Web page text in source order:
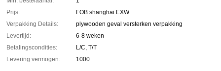
Prijs:
FOB shanghai EXW
Verpakking Details:
plywooden geval versterken verpakking
Levertijd:
6-8 weken
Betalingscondities:
L/C, T/T
Levering vermogen:
1000